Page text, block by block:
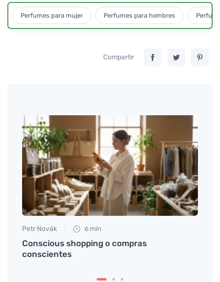
Perfumes para mujer Perfumes para hombres
Compartir
Petr Novák 6 min
Conscious shopping o compras
conscientes